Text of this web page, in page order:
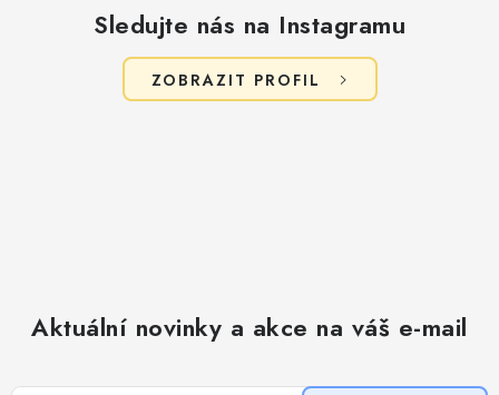
Sledujte nás na Instagramu
ZOBRAZIT PROFIL
Aktuální novinky a akce na váš e-mail